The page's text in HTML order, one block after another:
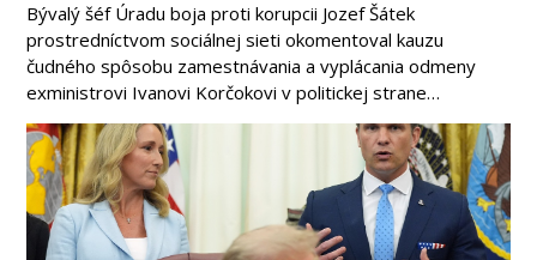
Bývalý šéf Úradu boja proti korupcii Jozef Šátek
prostredníctvom sociálnej sieti okomentoval kauzu
čudného spôsobu zamestnávania a vyplácania odmeny
exministrovi Ivanovi Korčokovi v politickej strane…